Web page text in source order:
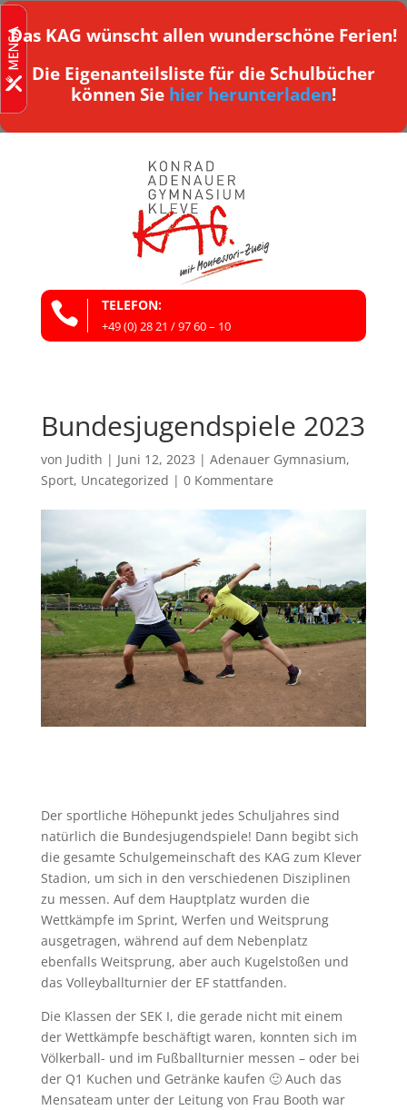
Das KAG wünscht allen wunderschöne Ferien!
Die Eigenanteilsliste für die Schulbücher
können Sie hier herunterladen!
 TELEFON:
+49 (0) 28 21 / 97 60 – 10
Bundesjugendspiele 2023
von Judith | Juni 12, 2023 | Adenauer Gymnasium,
Sport, Uncategorized | 0 Kommentare
Der sportliche Höhepunkt jedes Schuljahres sind
natürlich die Bundesjugendspiele! Dann begibt sich
die gesamte Schulgemeinschaft des KAG zum Klever
Stadion, um sich in den verschiedenen Disziplinen
zu messen. Auf dem Hauptplatz wurden die
Wettkämpfe im Sprint, Werfen und Weitsprung
ausgetragen, während auf dem Nebenplatz
ebenfalls Weitsprung, aber auch Kugelstoßen und
das Volleyballturnier der EF stattfanden.
Die Klassen der SEK I, die gerade nicht mit einem
der Wettkämpfe beschäftigt waren, konnten sich im
Völkerball- und im Fußballturnier messen – oder bei
der Q1 Kuchen und Getränke kaufen 🙂 Auch das
Mensateam unter der Leitung von Frau Booth war